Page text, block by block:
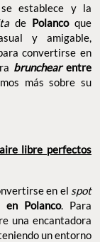
establece y la
de Polanco que
y amigable,
convertirse en
brunchearentre
más sobre su
libre perfectos
en el spot
en Polanco. Para
una encantadora
un entorno